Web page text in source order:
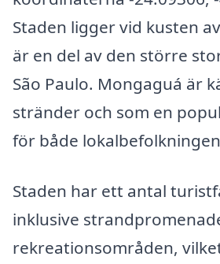
Staden ligger vid kusten
är en del av den större
São Paulo. Mongaguá är
stränder och som en
för både
Staden har ett antal
inklusive
rekreationsområden,